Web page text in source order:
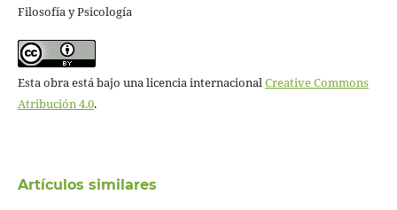
Filosofía y Psicología
Esta obra está bajo una licencia internacionalCreative Commons
Atribución 4.0.
Artículos similares